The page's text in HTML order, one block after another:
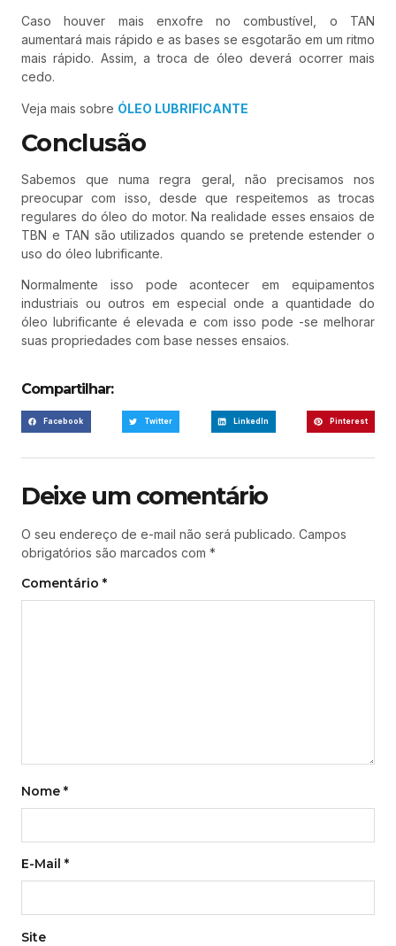
Caso houver mais enxofre no combustível, o TAN
aumentará mais rápido e as bases se esgotarão em um ritmo
mais rápido. Assim, a troca de óleo deverá ocorrer mais
cedo.
Veja mais sobre ÓLEO LUBRIFICANTE
Conclusão
Sabemos que numa regra geral, não precisamos nos
preocupar com isso, desde que respeitemos as trocas
regulares do óleo do motor. Na realidade esses ensaios de
TBN e TAN são utilizados quando se pretende estender o
uso do óleo lubrificante.
Normalmente isso pode acontecer em equipamentos
industriais ou outros em especial onde a quantidade do
óleo lubrificante é elevada e com isso pode -se melhorar
suas propriedades com base nesses ensaios.
Compartilhar:
Facebook Twitter LinkedIn Pinterest
Deixe um comentário
O seu endereço de e-mail não será publicado. Campos
obrigatórios são marcados com *
Comentário *
Nome *
E-Mail *
Site